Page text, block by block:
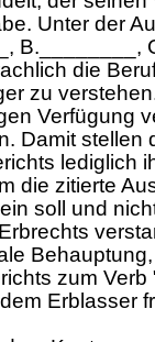
Unter der
B.________,
die
zu
Verfügung
Damit stellen
lediglich
die zitierte
soll und
zum Verb
Erblasser